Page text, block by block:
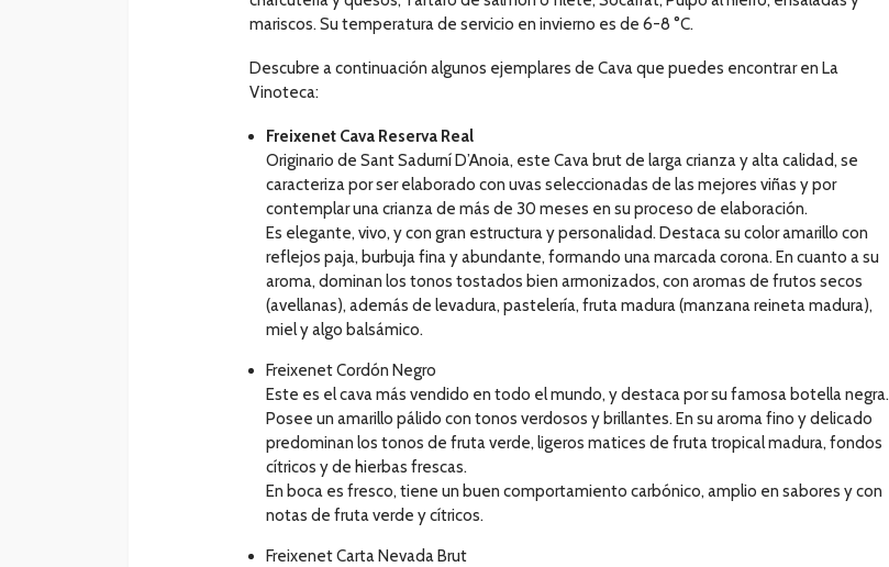
mariscos. Su temperatura de servicio en invierno es de 6-8 °C.
Descubre a continuación algunos ejemplares de Cava que puedes encontrar en La
Vinoteca:
Freixenet Cava Reserva Real
Originario de Sant Sadurní D’Anoia, este Cava brut de larga crianza y alta calidad, se
caracteriza por ser elaborado con uvas seleccionadas de las mejores viñas y por
contemplar una crianza de más de 30 meses en su proceso de elaboración.
Es elegante, vivo, y con gran estructura y personalidad. Destaca su color amarillo con
reflejos paja, burbuja fina y abundante, formando una marcada corona. En cuanto a su
aroma, dominan los tonos tostados bien armonizados, con aromas de frutos secos
(avellanas), además de levadura, pastelería, fruta madura (manzana reineta madura),
miel y algo balsámico.
Freixenet Cordón Negro
Este es el cava más vendido en todo el mundo, y destaca por su famosa botella negra.
Posee un amarillo pálido con tonos verdosos y brillantes. En su aroma fino y delicado
predominan los tonos de fruta verde, ligeros matices de fruta tropical madura, fondos
cítricos y de hierbas frescas.
En boca es fresco, tiene un buen comportamiento carbónico, amplio en sabores y con
notas de fruta verde y cítricos.
Freixenet Carta Nevada Brut